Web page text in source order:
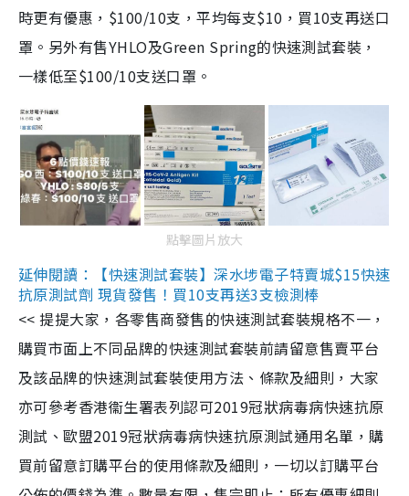
時更有優惠，$100/10支，平均每支$10，買10支再送口
罩。另外有售YHLO及Green Spring的快速測試套裝，
一樣低至$100/10支送口罩。
點擊圖片放大
延伸閱讀：【快速測試套裝】深水埗電子特賣城$15快速
抗原測試劑 現貨發售！買10支再送3支檢測棒
<< 提提大家，各零售商發售的快速測試套裝規格不一，
購買市面上不同品牌的快速測試套裝前請留意售賣平台
及該品牌的快速測試套裝使用方法、條款及細則，大家
亦可參考香港衞生署表列認可2019冠狀病毒病快速抗原
測試、歐盟2019冠狀病毒病快速抗原測試通用名單，購
買前留意訂購平台的使用條款及細則，一切以訂購平台